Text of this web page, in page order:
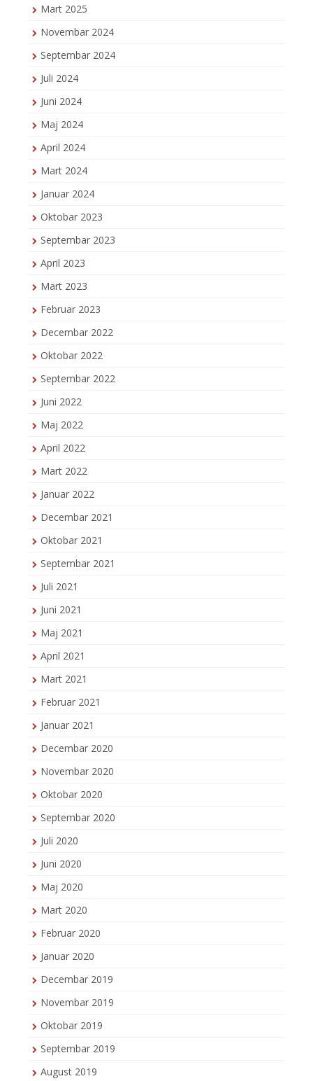
Mart 2025
Novembar 2024
Septembar 2024
Juli 2024
Juni 2024
Maj 2024
April 2024
Mart 2024
Januar 2024
Oktobar 2023
Septembar 2023
April 2023
Mart 2023
Februar 2023
Decembar 2022
Oktobar 2022
Septembar 2022
Juni 2022
Maj 2022
April 2022
Mart 2022
Januar 2022
Decembar 2021
Oktobar 2021
Septembar 2021
Juli 2021
Juni 2021
Maj 2021
April 2021
Mart 2021
Februar 2021
Januar 2021
Decembar 2020
Novembar 2020
Oktobar 2020
Septembar 2020
Juli 2020
Juni 2020
Maj 2020
Mart 2020
Februar 2020
Januar 2020
Decembar 2019
Novembar 2019
Oktobar 2019
Septembar 2019
August 2019